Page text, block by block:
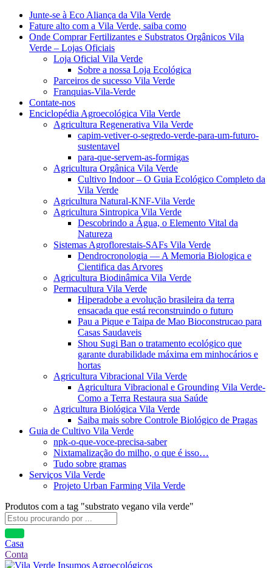
Junte-se à Eco Aliança da Vila Verde
Fature alto com a Vila Verde, saiba como
Onde Comprar Fertilizantes e Substratos Orgânicos Vila
Verde – Lojas Oficiais
Loja Oficial Vila Verde
Sobre a nossa Loja Ecológica
Parceiros de sucesso Vila Verde
Franquias-Vila-Verde
Contate-nos
Enciclopédia Agroecológica Vila Verde
Agricultura Regenerativa Vila Verde
capim-vetiver-o-segredo-verde-para-um-futuro-
sustentavel
para-que-servem-as-formigas
Agricultura Orgânica Vila Verde
Cultivo Indoor – O Guia Ecológico Completo da
Vila Verde
Agricultura Natural-KNF-Vila Verde
Agricultura Sintropica Vila Verde
Descobrindo a Água, o Elemento Vital da
Natureza
Sistemas Agroflorestais-SAFs Vila Verde
Dendrocronologia — A Memoria Biologica e
Cientifica das Arvores
Agricultura Biodinâmica Vila Verde
Permacultura Vila Verde
Hiperadobe a evolução brasileira da terra
ensacada que está reconstruindo o futuro
Pau a Pique e Taipa de Mao Bioconstrucao para
Casas Saudaveis
Shou Sugi Ban o tratamento ecológico que
garante durabilidade máxima em minhocários e
hortas
Agricultura Vibracional Vila Verde
Agricultura Vibracional e Grounding Vila Verde-
Como a Terra Restaura sua Saúde
Agricultura Biológica Vila Verde
Saiba mais sobre Controle Biológico de Pragas
Guia de Cultivo Vila Verde
npk-o-que-voce-precisa-saber
Nixtamalização do milho, o que é isso…
Tudo sobre gramas
Serviços Vila Verde
Projeto Urban Farming Vila Verde
Produtos com a tag "substrato vegano vila verde"
Casa
Conta